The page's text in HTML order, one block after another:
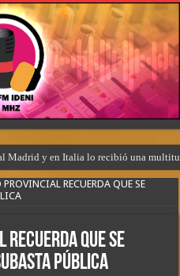
Madrid y en Italia lo recibió una
RECUERDA QUE SE
RECUERDA QUE SE
PÚBLICA